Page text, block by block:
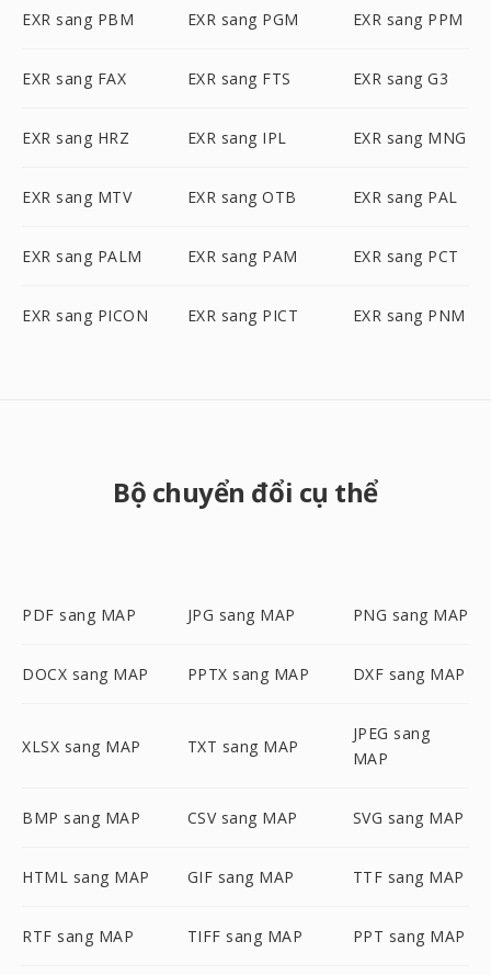
EXR sang PBM EXR sang PGM EXR sang PPM
EXR sang FAX EXR sang FTS EXR sang G3
EXR sang HRZ EXR sang IPL EXR sang MNG
EXR sang MTV EXR sang OTB EXR sang PAL
EXR sang PALM EXR sang PAM EXR sang PCT
EXR sang PICON EXR sang PICT EXR sang PNM
Bộ chuyển đổi cụ thể
PDF sang MAP JPG sang MAP PNG sang MAP
DOCX sang MAP PPTX sang MAP DXF sang MAP
XLSX sang MAP TXT sang MAP
JPEG sang
MAP
BMP sang MAP CSV sang MAP SVG sang MAP
HTML sang MAP GIF sang MAP TTF sang MAP
RTF sang MAP TIFF sang MAP PPT sang MAP